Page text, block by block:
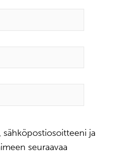
sähköpostiosoitteeni ja
seuraavaa